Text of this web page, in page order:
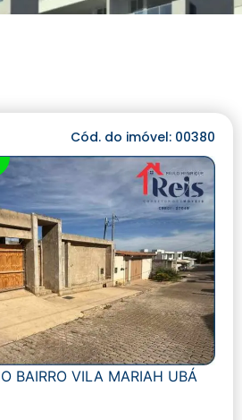
Cód. do imóvel: 00380
BAIRRO VILA MARIAH UBÁ